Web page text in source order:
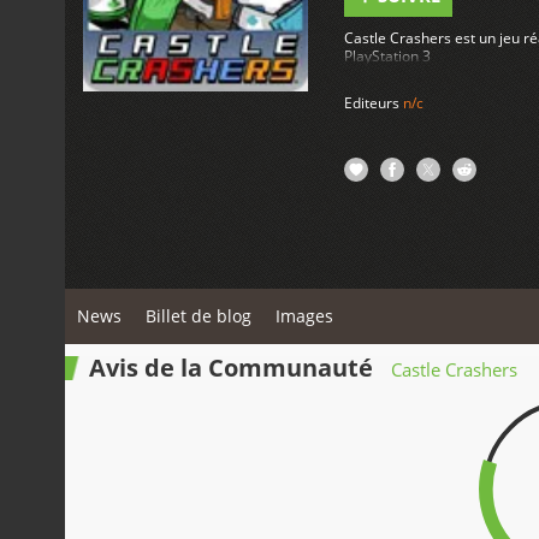
Castle Crashers est un jeu
PlayStation 3
Editeurs n/c
News Billet de blog Images
Avis de la Communauté Castle Crashers